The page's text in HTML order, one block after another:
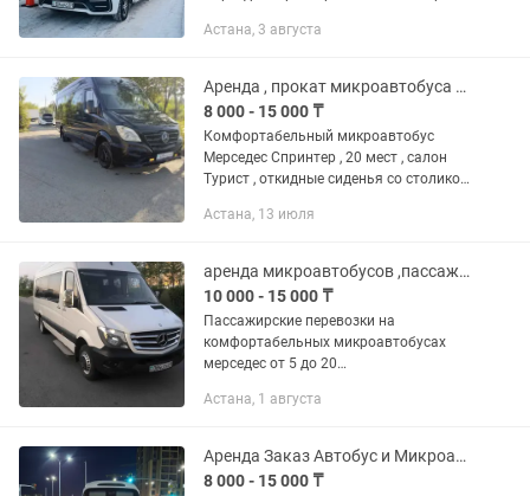
нал,договора. Микроавтобусы и
Астана, 3 августа
Аренда , прокат микроавтобуса Мерседес Спринтер , Газель
8 000 - 15 000 ₸
Комфортабельный микроавтобус
Мерседес Спринтер , 20 мест , салон
Турист , откидные сиденья со столиком
, микрофон , телевизор , 2 печки ,
Астана, 13 июля
аренда микроавтобусов ,пассажирские перевозки
10 000 - 15 000 ₸
Пассажирские перевозки на
комфортабельных микроавтобусах
мерседес от 5 до 20
персонала.Компания "Astanabus"
микроавтобусов с водителем. В...
Астана, 1 августа
Аренда Заказ Автобус и Микроавтобус
8 000 - 15 000 ₸